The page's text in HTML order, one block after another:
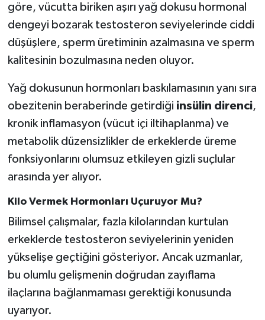
göre, vücutta biriken aşırı yağ dokusu hormonal
dengeyi bozarak testosteron seviyelerinde ciddi
düşüşlere, sperm üretiminin azalmasına ve sperm
kalitesinin bozulmasına neden oluyor.
Yağ dokusunun hormonları baskılamasının yanı sıra
obezitenin beraberinde getirdiği insülin direnci,
kronik inflamasyon (vücut içi iltihaplanma) ve
metabolik düzensizlikler de erkeklerde üreme
fonksiyonlarını olumsuz etkileyen gizli suçlular
arasında yer alıyor.
Kilo Vermek Hormonları Uçuruyor Mu?
Bilimsel çalışmalar, fazla kilolarından kurtulan
erkeklerde testosteron seviyelerinin yeniden
yükselişe geçtiğini gösteriyor. Ancak uzmanlar,
bu olumlu gelişmenin doğrudan zayıflama
ilaçlarına bağlanmaması gerektiği konusunda
uyarıyor.